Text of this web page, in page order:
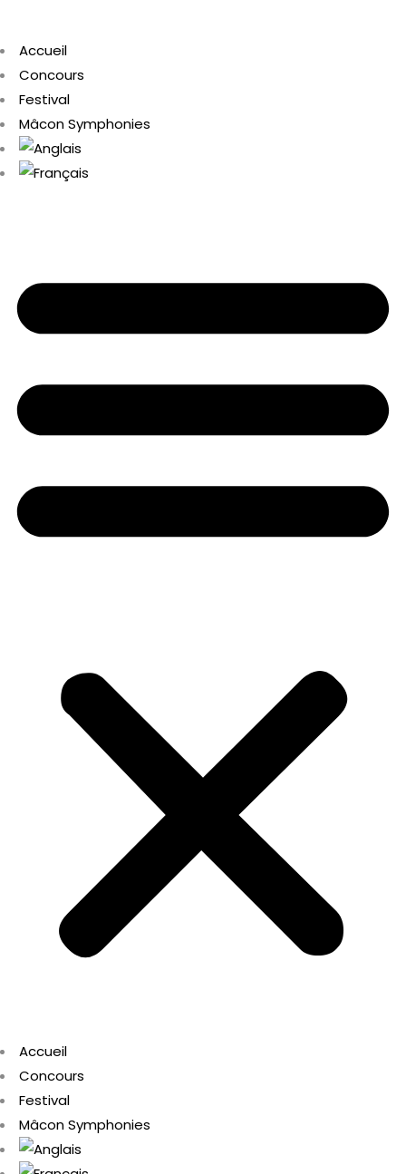
Accueil
Concours
Festival
Mâcon Symphonies
Accueil
Concours
Festival
Mâcon Symphonies